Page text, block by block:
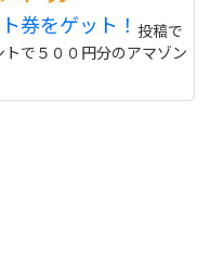
券をゲット！ 投稿で
で５００円分のアマゾン